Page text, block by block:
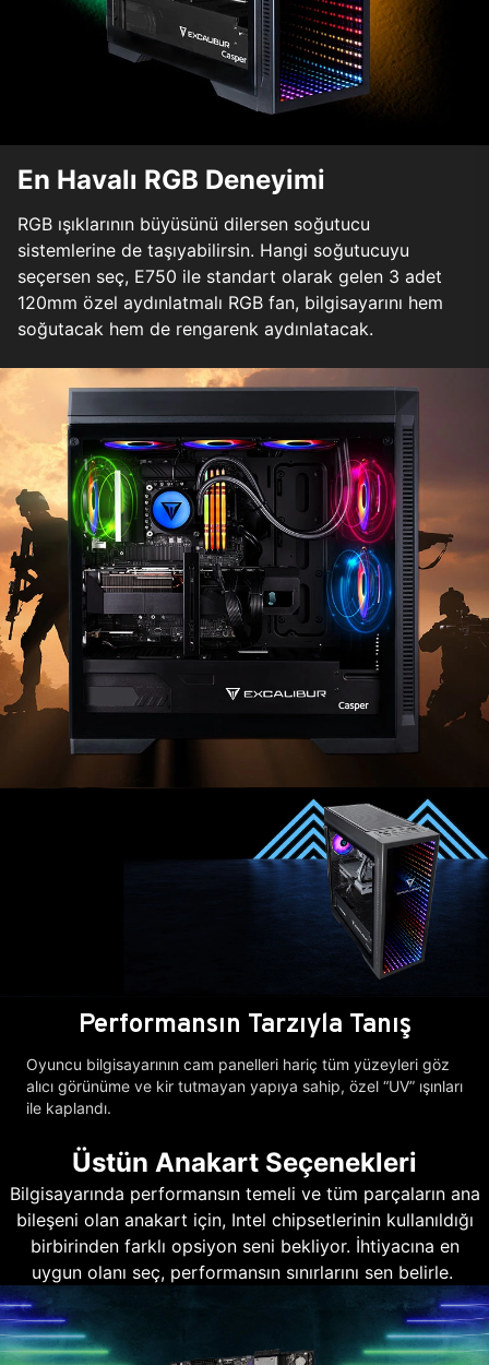
En Havalı RGB Deneyimi
RGB ışıklarının büyüsünü dilersen soğutucu
sistemlerine de taşıyabilirsin. Hangi soğutucuyu
seçersen seç, E750 ile standart olarak gelen 3 adet
120mm özel aydınlatmalı RGB fan, bilgisayarını hem
soğutacak hem de rengarenk aydınlatacak.
Performansın Tarzıyla Tanış
Oyuncu bilgisayarının cam panelleri hariç tüm yüzeyleri göz
alıcı görünüme ve kir tutmayan yapıya sahip, özel “UV” ışınları
ile kaplandı.
Üstün Anakart Seçenekleri
Bilgisayarında performansın temeli ve tüm parçaların ana
bileşeni olan anakart için, Intel chipsetlerinin kullanıldığı
birbirinden farklı opsiyon seni bekliyor. İhtiyacına en
uygun olanı seç, performansın sınırlarını sen belirle.